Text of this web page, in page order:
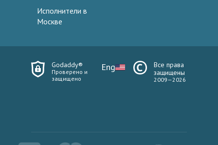
Исполнители в
Москве
Godaddy®
Проверено и
защищено
Eng
Все права
защищены
2009—2026